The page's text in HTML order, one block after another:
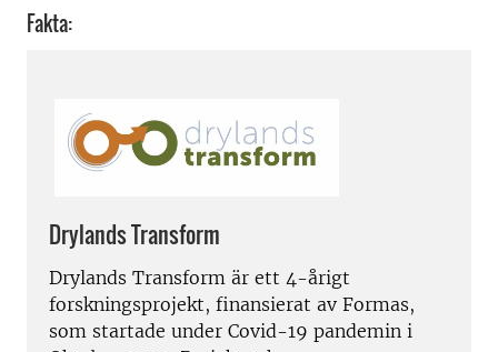
Fakta:
Drylands Transform
Drylands Transform är ett 4-årigt
forskningsprojekt, finansierat av Formas,
som startade under Covid-19 pandemin i